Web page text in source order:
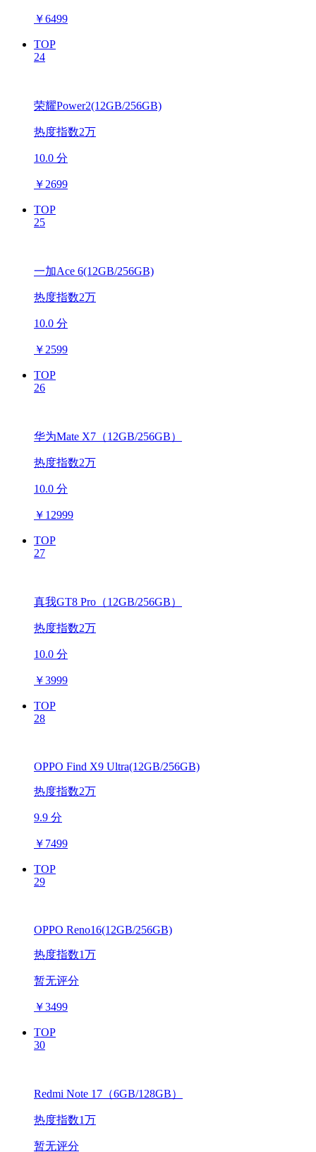
￥6499
TOP
24
荣耀Power2(12GB/256GB)
热度指数2万
10.0 分
￥ 2699
TOP
25
一加Ace 6(12GB/256GB)
热度指数2万
10.0 分
￥ 2599
TOP
26
华为Mate X7（12GB/256GB）
热度指数2万
10.0 分
￥ 12999
TOP
27
真我GT8 Pro（12GB/256GB）
热度指数2万
10.0 分
￥3999
TOP
28
OPPO Find X9 Ultra(12GB/256GB)
热度指数2万
9.9 分
￥ 7499
TOP
29
OPPO Reno16(12GB/256GB)
热度指数1万
暂无评分
￥3499
TOP
30
Redmi Note 17（6GB/128GB）
热度指数1万
暂无评分